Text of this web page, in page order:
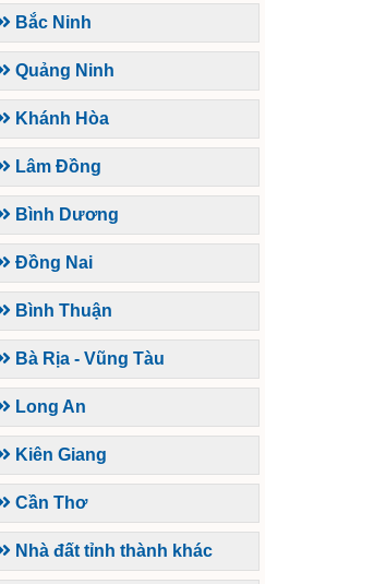
Bắc Ninh
Quảng Ninh
Khánh Hòa
Lâm Đồng
Bình Dương
Đồng Nai
Bình Thuận
Bà Rịa - Vũng Tàu
Long An
Kiên Giang
Cần Thơ
Nhà đất tỉnh thành khác